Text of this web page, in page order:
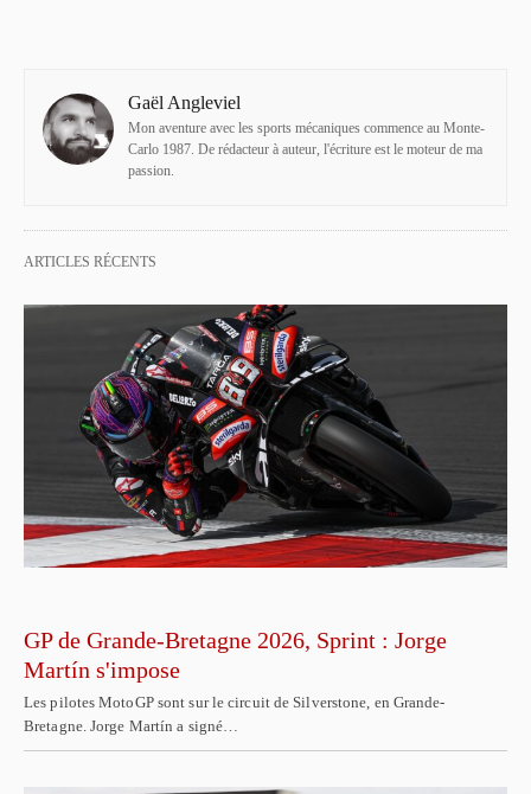
Gaël Angleviel
Mon aventure avec les sports mécaniques commence au Monte-
Carlo 1987. De rédacteur à auteur, l'écriture est le moteur de ma
passion.
ARTICLES RÉCENTS
GP de Grande-Bretagne 2026, Sprint : Jorge
Martín s'impose
Les pilotes MotoGP sont sur le circuit de Silverstone, en Grande-
Bretagne. Jorge Martín a signé…